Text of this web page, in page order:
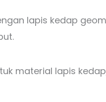
lapis kedap
material lapis